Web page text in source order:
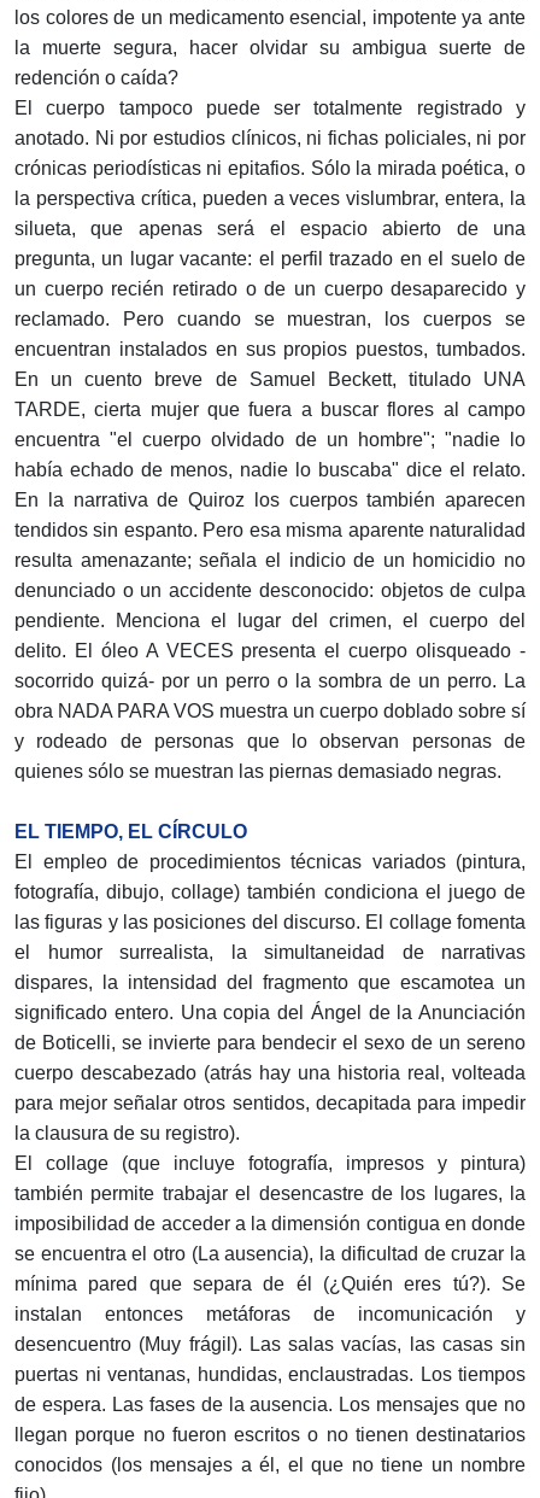
los colores de un medicamento esencial, impotente ya ante
la muerte segura, hacer olvidar su ambigua suerte de
redención o caída?
El cuerpo tampoco puede ser totalmente registrado y
anotado. Ni por estudios clí­nicos, ni fichas policiales, ni por
crónicas periodísticas ni epitafios. Sólo la mirada poética, o
la perspectiva crítica, pueden a veces vislumbrar, entera, la
silueta, que apenas será el espacio abierto de una
pregunta, un lugar vacante: el perfil trazado en el suelo de
un cuerpo recién retirado o de un cuerpo desaparecido y
reclama­do. Pero cuando se muestran, los cuerpos se
encuentran instalados en sus propios puestos, tumbados.
En un cuento breve de Samuel Beckett, titulado UNA
TARDE, cierta mujer que fuera a buscar flores al campo
encuentra "el cuerpo olvidado de un hombre"; "nadie lo
había echado de menos, nadie lo buscaba" dice el relato.
En la narrativa de Quiroz los cuerpos también aparecen
tendidos sin espanto. Pero esa misma aparente naturalidad
resulta amenazante; señala el indicio de un ho­micidio no
denunciado o un accidente desconocido: objetos de culpa
pendiente. Menciona el lugar del crimen, el cuerpo del
delito. El óleo A VECES presenta el cuer­po olisqueado -
socorrido quizá- por un perro o la sombra de un perro. La
obra NADA PARA VOS muestra un cuerpo doblado sobre sí
y rodeado de personas que lo observan personas de
quienes sólo se muestran las piernas demasiado negras.
EL TIEMPO, EL CÍRCULO
El empleo de procedimientos técnicas variados (pintura,
fotografía, dibujo, collage) también condiciona el juego de
las figuras y las posiciones del discurso. El collage fomenta
el humor surrealista, la simultaneidad de narrativas
dispares, la intensidad del fragmento que escamotea un
significado entero. Una copia del Án­gel de la Anunciación
de Boticelli, se invierte para bendecir el sexo de un sereno
cuerpo descabezado (atrás hay una historia real, volteada
para mejor señalar otros sentidos, decapitada para impedir
la clausura de su registro).
El collage (que incluye fotografía, impresos y pintura)
también permite trabajar el desencastre de los lugares, la
imposibilidad de acceder a la dimensión contigua en donde
se encuentra el otro (La ausencia), la dificultad de cruzar la
mínima pared que separa de él (¿Quién eres tú?). Se
instalan entonces metáforas de incomuni­cación y
desencuentro (Muy frágil). Las salas vacías, las casas sin
puertas ni ven­tanas, hundidas, enclaustradas. Los tiempos
de espera. Las fases de la ausencia. Los mensajes que no
llegan porque no fueron escritos o no tienen destinatarios
conocidos (los mensajes a él, el que no tiene un nombre